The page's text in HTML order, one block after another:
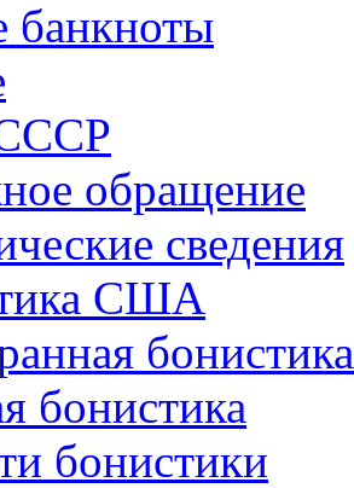
банкноты
обращение
сведения
США
бонистика
бонистика
бонистики